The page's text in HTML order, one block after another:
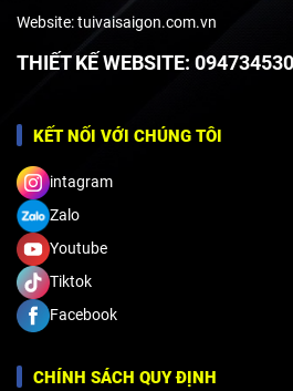
Website: tuivaisaigon.com.vn
THIẾT KẾ WEBSITE:
KẾT NỐI VỚI CHÚNG TÔI
intagram
Zalo
Youtube
Tiktok
Facebook
CHÍNH SÁCH QUY ĐỊNH